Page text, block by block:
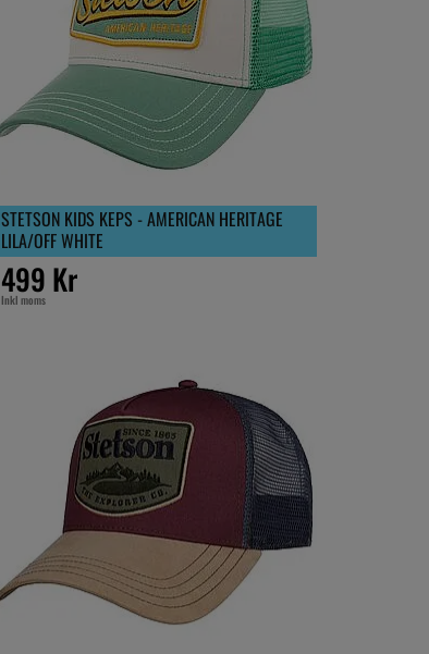
STETSON KIDS KEPS - AMERICAN HERITAGE
LILA/OFF WHITE
499 Kr
Inkl moms